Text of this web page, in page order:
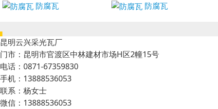
防腐瓦 防腐瓦
昆明云兴采光瓦厂
门市：昆明市官渡区中林建材市场H区2幢15号
电话：0871-67359830
手机：13888536053
联系：杨女士
微信：13888536053